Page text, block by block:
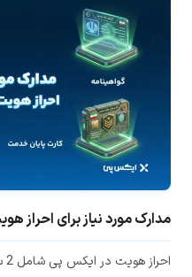
مدارک مورد نیاز برای احراز